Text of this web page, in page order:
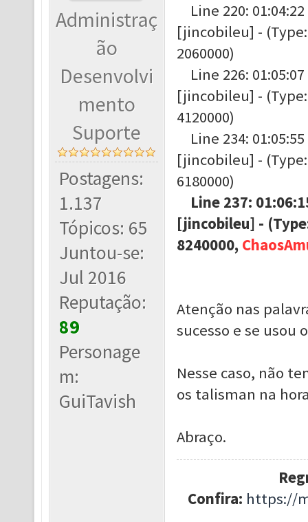
Administraç
ão
Desenvolvi
mento
Suporte
Postagens:
1.137
Tópicos: 65
Juntou-se:
Jul 2016
Reputação:
89
Personage
m:
GuiTavish
Line 220:
[jincobileu] - (Type:
2060000)
Line 226:
[jincobileu] - (Type:
4120000)
Line 234:
[jincobileu] - (Type:
6180000)
Line 237:
[jincobileu] -
8240000,
Atenção nas
sucesso e se usou
Nesse caso, não
os talisman na
Abraço.
Confira: https://